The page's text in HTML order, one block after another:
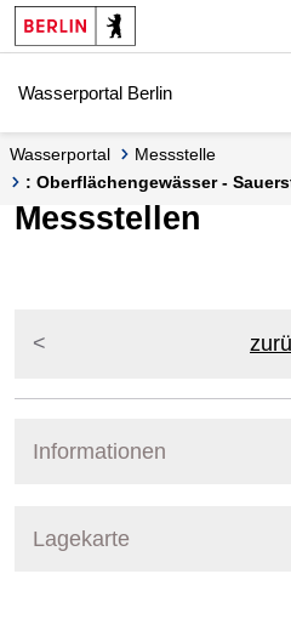
Springe zur Navigation
Springe zum Inhalt
Wasserportal Berlin
Wasserportal
Messstelle
: Oberflächengewässer -
Messstellen
Informationen
Lagekarte